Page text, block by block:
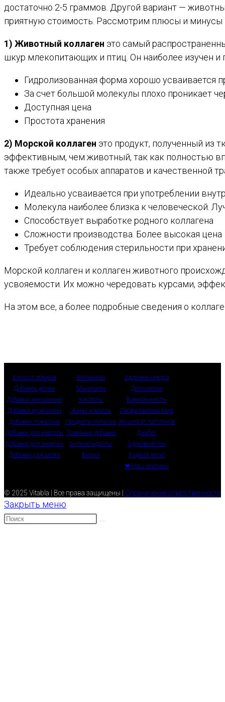
достаточно 2-5 граммов. Другой вариант —
приятную стоимость. Рассмотрим плюсы и минусы
1) Животный коллаген это самый
шкур млекопитающих и птиц. Он наиболее изучен и
Гидролизованная форма хорошо усваивается
За счет большой молекулы плохо проникает
Доступная цена
Простота хранения
2) Морской коллаген это продукт, полученный из
эффективным, чем животный, так как полностью
также требует особых аппаратов и качественной
Идеально усваивается при употреблении
Молекула наиболее близка к человеческой.
Способствует выработке родного коллагена
Сложности производства. Более высокая цена
Требует соблюдения стерильности при
Морской коллаген и коллаген животного
усвояемости. Их можно чередовать курсами,
На этом все, а более подробные сведения о
Каталог обзоров
Добавки детям
Добавки женщинам
Добавки мужчинам
Добавки пожилым
Добавки для красоты
Добавки для энергии
Добавки для мозга
Витамины
Минералы
Кислоты
Жиры и масла
Продукты питания
Травяные добавки
Антиоксиданты
Белки
Здоровье сердца
Долголетие
Беременность
Профилактика рака
Защита от патогенов
Диабет
Здоровый сон
Худеем легко
❤ Наш магазин
© 2025 Vitabla | Все права защищены | Ограничение ответственности
Закрыть меню